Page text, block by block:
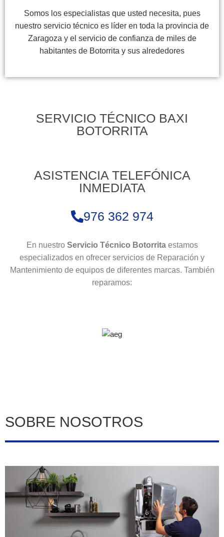
Somos los especialistas que usted necesita, pues
nuestro servicio técnico es líder en toda la provincia de
Zaragoza y el servicio de confianza de miles de
habitantes de Botorrita y sus alrededores
SERVICIO TÉCNICO BAXI
BOTORRITA
ASISTENCIA TELEFÓNICA
INMEDIATA
976 362 974
En nuestro Servicio Técnico Botorritaestamos
especializados en ofrecer servicios de Reparación y
Mantenimiento de equipos de diferentes marcas. También
reparamos:
SOBRE NOSOTROS